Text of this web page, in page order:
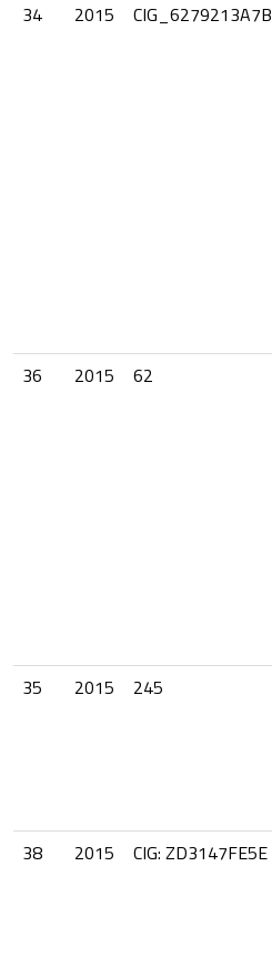
34
2015 CIG_6279213A7B
36
2015 62
35
2015 245
38
2015 CIG: ZD3147FE5E